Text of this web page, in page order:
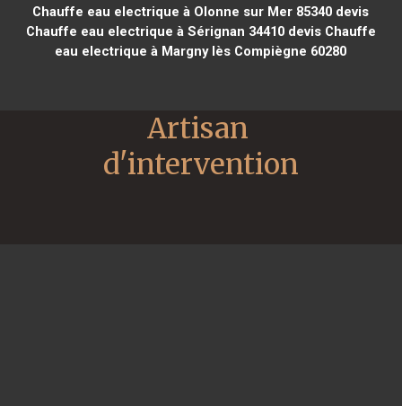
Chauffe eau electrique à Olonne sur Mer 85340 devis
Chauffe eau electrique à Sérignan 34410devis Chauffe
eau electrique à Margny lès Compiègne 60280
Artisan
d'intervention